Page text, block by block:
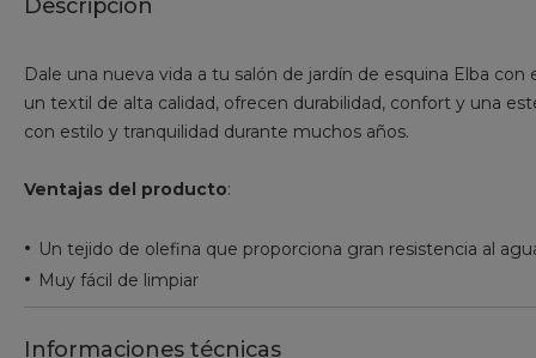
Descripción
Dale una nueva vida a tu salón de jardín de esquina Elba
un textil de alta calidad, ofrecen durabilidad, confort y una
con estilo y tranquilidad durante muchos años.
Ventajas del producto:
• Un tejido de olefina que proporciona gran resistencia al
• Muy fácil de limpiar
Informaciones técnicas